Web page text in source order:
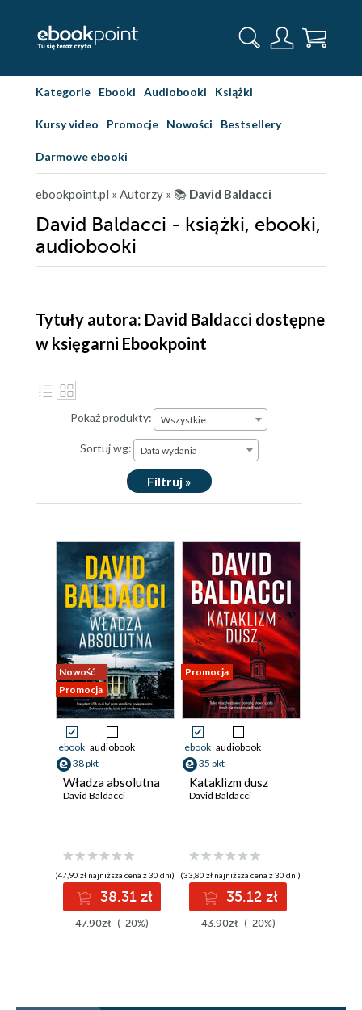
Kategorie Ebooki Audiobooki Książki
Kursy video Promocje Nowości Bestsellery
Darmowe ebooki
ebookpoint.pl » Autorzy » 📚 David Baldacci
David Baldacci - książki, ebooki,
audiobooki
Tytuły autora: David Baldacci dostępne
w księgarni Ebookpoint
Pokaż produkty: Wszystkie
Sortuj wg: Data wydania
Filtruj »
Nowość
Promocja
ebook audiobook
38 pkt
Władza absolutna
David Baldacci
(47,90 zł najniższa cena z 30 dni)
38.31 zł
47.90zł (-20%)
Promocja
ebook audiobook
35 pkt
Kataklizm dusz
David Baldacci
(33,80 zł najniższa cena z 30 dni)
35.12 zł
43.90zł (-20%)